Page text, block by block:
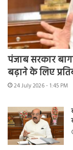
पंजाब सरकार
बढ़ाने के लिए
24 July 2026 - 1:45 PM